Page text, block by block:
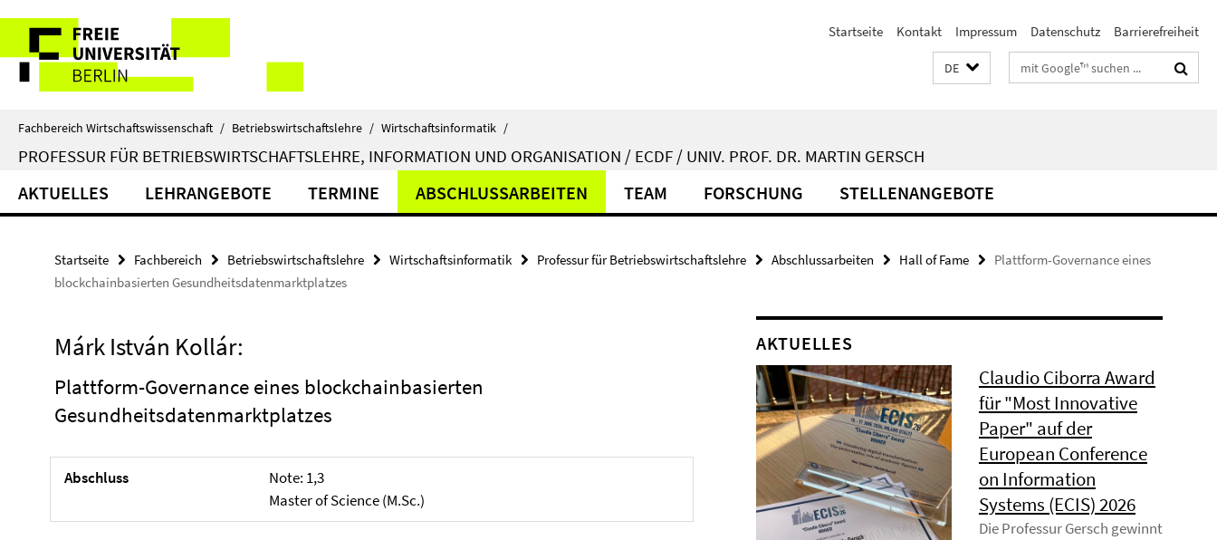
direkt
zu
Inhalt
Service-
Navigation
Startseite Kontakt Impressum Datenschutz Barrierefreiheit
DE Suchbegriffe
Fachbereich Wirtschaftswissenschaft / Betriebswirtschaftslehre / Wirtschaftsinformatik /
PROFESSUR FÜR BETRIEBSWIRTSCHAFTSLEHRE, INFORMATION UND ORGANISATION / ECDF / UNIV. PROF. DR. MARTIN GERSCH
AKTUELLES LEHRANGEBOTE TERMINE ABSCHLUSSARBEITEN TEAM FORSCHUNG STELLENANGEBOTE
Startseite Fachbereich Betriebswirtschaftslehre Wirtschaftsinformatik Professur für Betriebswirtschaftslehre Abschlussarbeiten Hall of Fame
Plattform-Governance eines
blockchainbasierten Gesundheitsdatenmarktplatzes
Márk István Kollár:
Plattform-Governance eines blockchainbasierten
Gesundheitsdatenmarktplatzes
Abschluss
Note: 1,3
Master of Science (M.Sc.)
AKTUELLES
Claudio Ciborra Award
für "Most Innovative
Paper" auf der
European Conference
on Information
Systems (ECIS) 2026
Die Professur Gersch gewinnt